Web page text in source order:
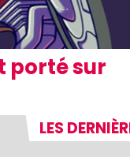
porté sur
LES